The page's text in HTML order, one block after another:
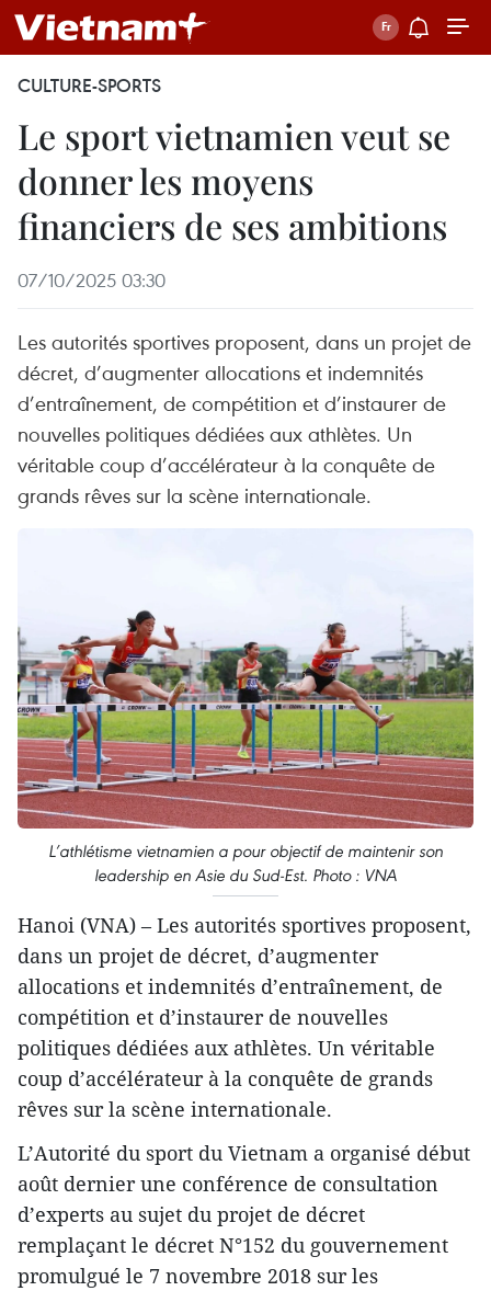
CULTURE-SPORTS
Le sport vietnamien veut se
donner les moyens
financiers de ses ambitions
07/10/2025 03:30
Les autorités sportives proposent, dans un projet de
décret, d’augmenter allocations et indemnités
d’entraînement, de compétition et d’instaurer de
nouvelles politiques dédiées aux athlètes. Un
véritable coup d’accélérateur à la conquête de
grands rêves sur la scène internationale.
L’athlétisme vietnamien a pour objectif de maintenir son
leadership en Asie du Sud-Est. Photo : VNA
Hanoi (VNA) – Les autorités sportives proposent,
dans un projet de décret, d’augmenter
allocations et indemnités d’entraînement, de
compétition et d’instaurer de nouvelles
politiques dédiées aux athlètes. Un véritable
coup d’accélérateur à la conquête de grands
rêves sur la scène internationale.
L’Autorité du sport du Vietnam a organisé début
août dernier une conférence de consultation
d’experts au sujet du projet de décret
remplaçant le décret N°152 du gouvernement
promulgué le 7 novembre 2018 sur les